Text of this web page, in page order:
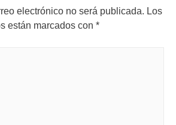
electrónico no será publicada. Los
están marcados con *